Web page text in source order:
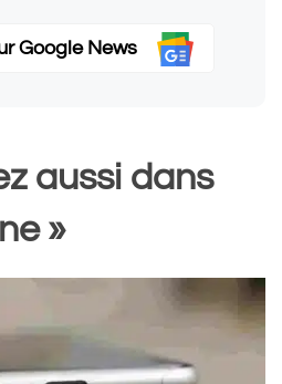
Google News
aussi dans
»